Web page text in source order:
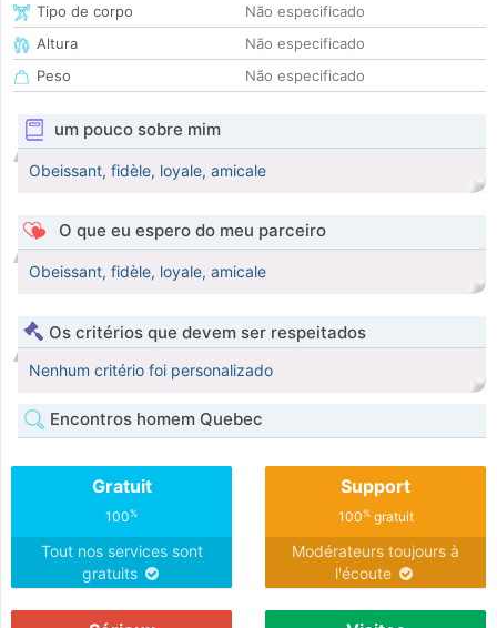
Tipo de corpo
Não especificado
Altura
Não especificado
Peso
Não especificado
um pouco sobre mim
Obeissant, fidèle, loyale, amicale
O que eu espero do meu parceiro
Obeissant, fidèle, loyale, amicale
Os critérios que devem ser respeitados
Nenhum critério foi personalizado
Encontros homem Quebec
Gratuit
100%
Tout nos services sont
gratuits
Support
100%gratuit
Modérateurs toujours à
l'écoute